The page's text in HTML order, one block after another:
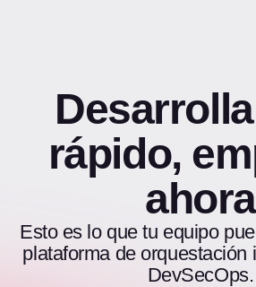
rápido,
ahora
Esto es lo que tu equipo
plataforma de orquestación
DevSecOps.